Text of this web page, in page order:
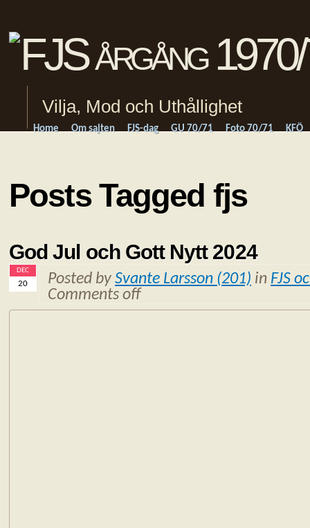
Vilja, Mod och Uthållighet
Home Om sajten FJS-dag GU 70/71 Foto 70/71 KFÖ
Posts Tagged fjs
God Jul och Gott Nytt 2024
DEC
20 Posted by Svante Larsson (201) in FJS
Comments off